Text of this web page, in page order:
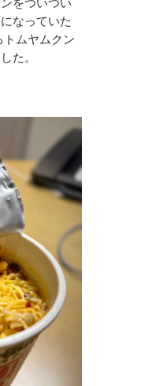
をついつい
なっていた
トムヤムクン
た。